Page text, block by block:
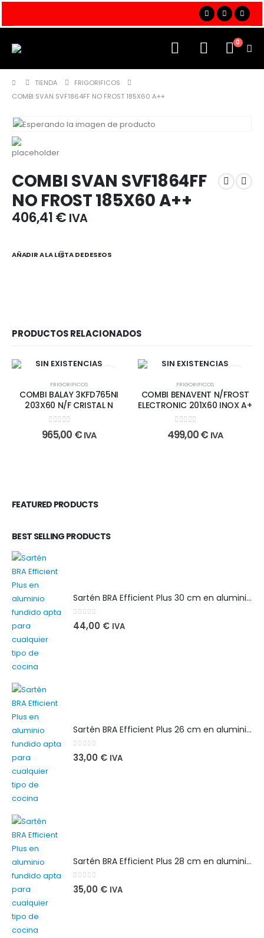
0
TIENDA
FRIGORIFICOS
COMBI SVAN SVF1864FF NO FROST 185X60 A++
COMBI SVAN SVF1864FF
NO FROST 185X60 A++
406,41€ IVA
AÑADIR A LA LISTA DE DESEOS
PRODUCTOS RELACIONADOS
SIN EXISTENCIAS
FRIGORIFICOS
COMBI BALAY 3KFD765NI
203X60 N/F CRISTAL N
0out of 5
965,00 € IVA
SIN EXISTENCIAS
FRIGORIFICOS
COMBI BENAVENT N/FROST
ELECTRONIC 201X60 INOX A+
0out of 5
499,00€ IVA
FEATURED PRODUCTS
BEST SELLING PRODUCTS
Sartén BRA Efficient Plus 30 cm en aluminio fundido apta para cualquier tipo de cocina
0out of 5
44,00 € IVA
Sartén BRA Efficient Plus 26 cm en aluminio fundido apta para cualquier tipo de cocina
0out of 5
33,00 € IVA
Sartén BRA Efficient Plus 28 cm en aluminio fundido apta para cualquier tipo de cocina
0out of 5
35,00 € IVA